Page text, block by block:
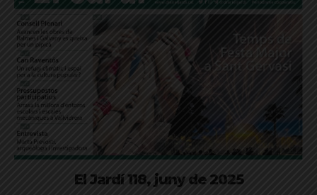
El Jardí 118, juny de 2025